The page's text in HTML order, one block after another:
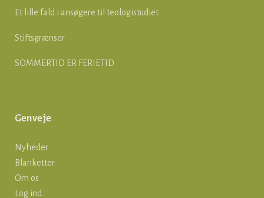
Et lille fald i ansøgere til teologistudiet
Stiftsgrænser
SOMMERTID ER FERIETID
Genveje
Nyheder
Blanketter
Om os
Log ind